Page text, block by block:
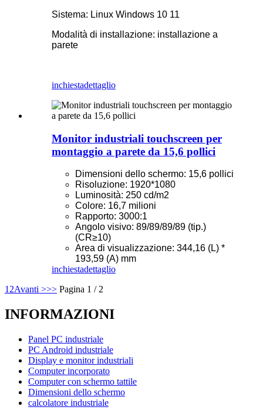
Sistema: Linux Windows 10 11
Modalità di installazione: installazione a
parete
inchiestadettaglio
Monitor industriali touchscreen per
montaggio a parete da 15,6 pollici
Dimensioni dello schermo: 15,6 pollici
Risoluzione: 1920*1080
Luminosità: 250 cd/m2
Colore: 16,7 milioni
Rapporto: 3000:1
Angolo visivo: 89/89/89/89 (tip.)
(CR≥10)
Area di visualizzazione: 344,16 (L) *
193,59 (A) mm
inchiestadettaglio
1 2Avanti >>> Pagina 1 / 2
INFORMAZIONI
Panel PC industriale
PC Android industriale
Display e monitor industriali
Computer incorporato
Computer con schermo tattile
Dimensioni dello schermo
calcolatore industriale